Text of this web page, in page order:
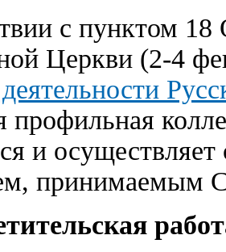
с пунктом
Церкви (2-4
профильная
и
принимаемым